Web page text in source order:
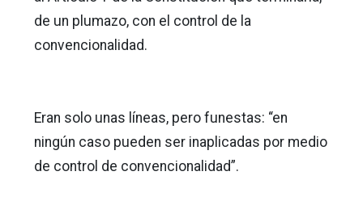
de un plumazo, con el control de la
convencionalidad.
Eran solo unas líneas, pero funestas: “en
ningún caso pueden ser inaplicadas por medio
de control de convencionalidad”.